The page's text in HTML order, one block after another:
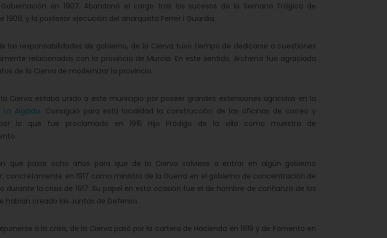
en 1907. Abandonó el cargo tras los sucesos de la Semana Trágica de
1909, y la posterior ejecución del anarquista Ferrer i Guardia.
las responsabilidades de gobierno, de la Cierva tuvo tiempo de dedicarse a cuestiones
relacionadas con la provincia de Murcia. En este sentido, Archena fue agraciada
de la Cierva de modernizar la provincia.
Cierva estaba unido a este municipio por poseer grandes extensiones agrícolas en la
La Algaida. Consiguió para esta localidad la construcción de las oficinas de correo y
lo que fue proclamado en 1915 Hijo Pródigo de la villa como muestra de
pasar ocho años para que de la Cierva volviese a entrar en algún gobierno
concretamente en 1917 como ministro de la Guerra en el gobierno de concentración de
durante la crisis de 1917. Su papel en esta ocasión fue el de hombre de confianza de los
habían creado las Juntas de Defensa.
a la crisis, de la Cierva pasó por la cartera de Hacienda en 1919 y de Fomento en